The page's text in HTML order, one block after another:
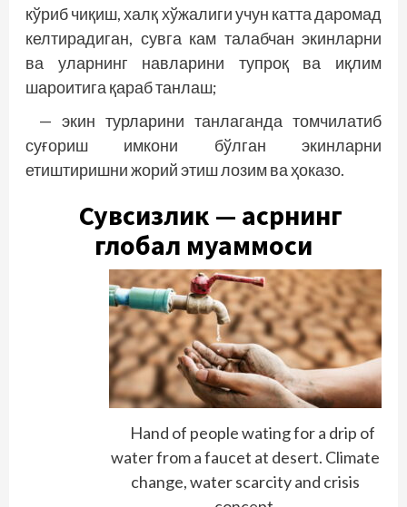
кўриб чиқиш, халқ хўжалиги учун катта даромад
келтирадиган, сувга кам талабчан экинларни
ва уларнинг навларини тупроқ ва иқлим
шароитига қараб танлаш;
— экин турларини танлаганда томчилатиб
суғориш имкони бўлган экинларни
етиштиришни жорий этиш лозим ва ҳоказо.
Сувсизлик — асрнинг
глобал муаммоси
Hand of people wating for a drip of
water from a faucet at desert. Climate
change, water scarcity and crisis